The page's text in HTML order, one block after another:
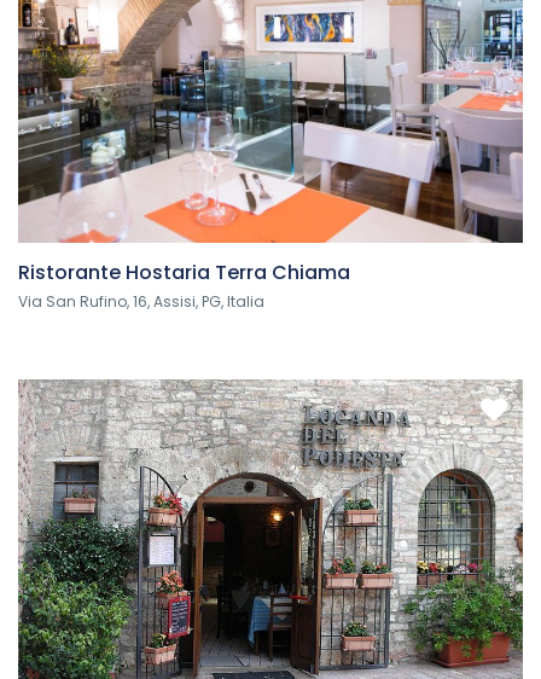
Ristorante Hostaria Terra Chiama
Via San Rufino, 16, Assisi, PG, Italia